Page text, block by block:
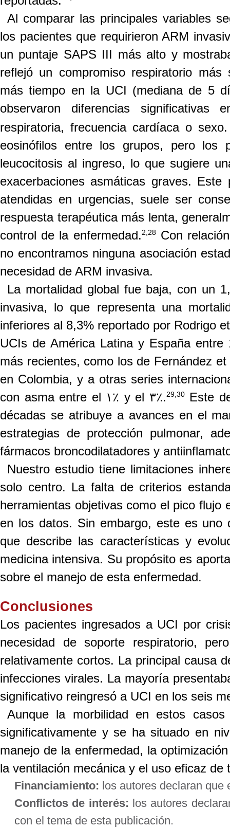
Al comparar las principales variables
los pacientes que requirieron ARM
un puntaje SAPS III más alto y
reflejó un compromiso respiratorio más
más tiempo en la UCI (mediana de 5
observaron diferencias significativas
respiratoria, frecuencia cardíaca o
eosinófilos entre los grupos, pero los
leucocitosis al ingreso, lo que sugiere
exacerbaciones asmáticas graves.
atendidas en urgencias, suele ser
respuesta terapéutica más lenta,
control de la enfermedad.2,28Con
no encontramos ninguna asociación
necesidad de ARM invasiva.
La mortalidad global fue baja, con un
invasiva, lo que representa una
inferiores al 8,3% reportado por Rodrigo
UCIs de América Latina y España
más recientes, como los de Fernández et
en Colombia, y a otras series
con asma entre el ١٪ y el ٣٪.29,30Este
décadas se atribuye a avances en el
estrategias de protección pulmonar,
fármacos broncodilatadores y
Nuestro estudio tiene limitaciones
solo centro. La falta de criterios
herramientas objetivas como el pico flujo
en los datos. Sin embargo, este es uno
que describe las características y
medicina intensiva. Su propósito es
sobre el manejo de esta enfermedad.
Conclusiones
Los pacientes ingresados a UCI por
necesidad de soporte respiratorio,
relativamente cortos. La principal causa
infecciones virales. La mayoría
significativo reingresó a UCI en los seis
Aunque la morbilidad en estos
significativamente y se ha situado en
manejo de la enfermedad, la
la ventilación mecánica y el uso eficaz de
Financiamiento: los autores declaran
Conflictos de interés: los autores
con el tema de esta publicación.